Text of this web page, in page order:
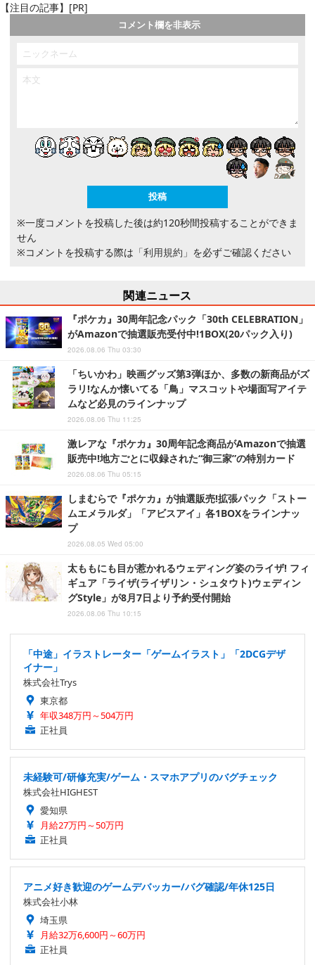
【注目の記事】[PR]
コメント欄を非表示
※一度コメントを投稿した後は約120秒間投稿することができま
せん
※コメントを投稿する際は 「利用規約」 を必ずご確認ください
関連ニュース
『ポケカ』30周年記念パック「30th CELEBRATION」
がAmazonで抽選販売受付中!1BOX(20パック入り)
2026.08.06 Thu 03:30
「ちいかわ」映画グッズ第3弾ほか、多数の新商品がズ
ラリ!なんか懐いてる「鳥」マスコットや場面写アイテ
ムなど必見のラインナップ
2026.08.06 Thu 11:25
激レアな『ポケカ』30周年記念商品がAmazonで抽選
販売中!地方ごとに収録された“御三家”の特別カード
2026.08.06 Thu 05:15
しまむらで『ポケカ』が抽選販売!拡張パック「ストー
ムエメラルダ」「アビスアイ」各1BOXをラインナッ
プ
2026.08.05 Wed 05:00
太ももにも目が惹かれるウェディング姿のライザ! フィ
ギュア「ライザ(ライザリン・シュタウト)ウェディン
グStyle」が8月7日より予約受付開始
2026.08.06 Thu 10:15
「中途」イラストレーター「ゲームイラスト」「2DCGデザ
イナー」
株式会社Trys
東京都
年収348万円～504万円
正社員
未経験可/研修充実/ゲーム・スマホアプリのバグチェック
株式会社HIGHEST
愛知県
月給27万円～50万円
正社員
アニメ好き歓迎のゲームデバッカー/バグ確認/年休125日
株式会社小林
埼玉県
月給32万6,600円～60万円
正社員